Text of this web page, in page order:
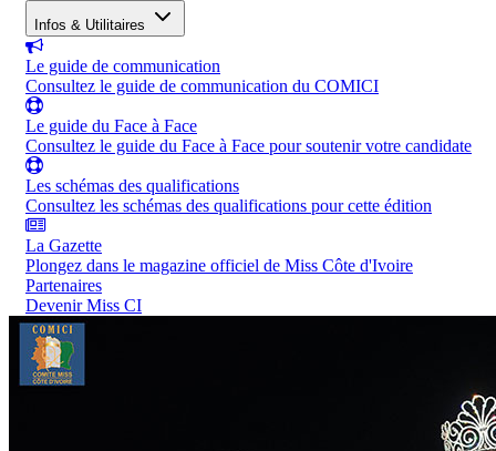
Infos & Utilitaires
Le guide de communication
Consultez le guide de communication du COMICI
Le guide du Face à Face
Consultez le guide du Face à Face pour soutenir votre candidate
Les schémas des qualifications
Consultez les schémas des qualifications pour cette édition
La Gazette
Plongez dans le magazine officiel de Miss Côte d'Ivoire
Partenaires
Devenir Miss CI